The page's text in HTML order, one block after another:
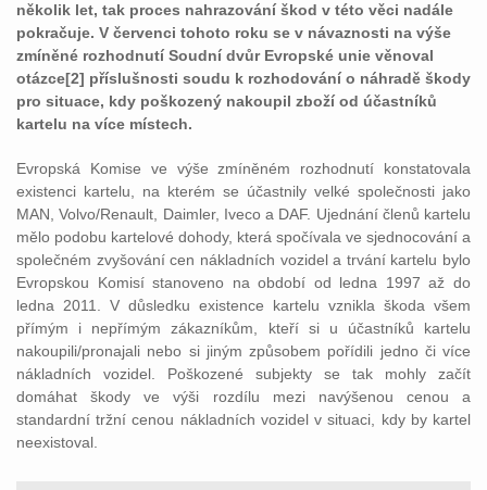
několik let, tak proces nahrazování škod v této věci nadále
pokračuje. V červenci tohoto roku se v návaznosti na výše
zmíněné rozhodnutí Soudní dvůr Evropské unie věnoval
otázce[2] příslušnosti soudu k rozhodování o náhradě škody
pro situace, kdy poškozený nakoupil zboží od účastníků
kartelu na více místech.
Evropská Komise ve výše zmíněném rozhodnutí konstatovala
existenci kartelu, na kterém se účastnily velké společnosti jako
MAN, Volvo/Renault, Daimler, Iveco a DAF. Ujednání členů kartelu
mělo podobu kartelové dohody, která spočívala ve sjednocování a
společném zvyšování cen nákladních vozidel a trvání kartelu bylo
Evropskou Komisí stanoveno na období od ledna 1997 až do
ledna 2011. V důsledku existence kartelu vznikla škoda všem
přímým i nepřímým zákazníkům, kteří si u účastníků kartelu
nakoupili/pronajali nebo si jiným způsobem pořídili jedno či více
nákladních vozidel. Poškozené subjekty se tak mohly začít
domáhat škody ve výši rozdílu mezi navýšenou cenou a
standardní tržní cenou nákladních vozidel v situaci, kdy by kartel
neexistoval.